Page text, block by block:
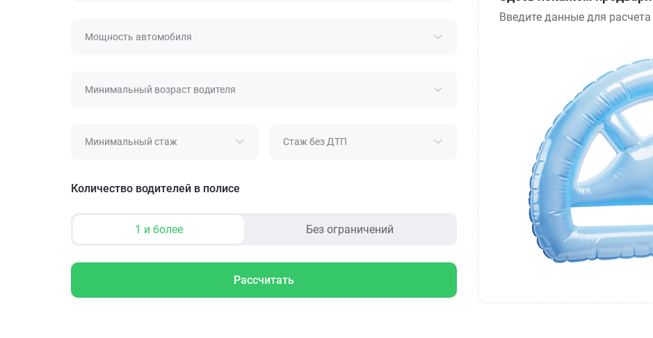
Мощность автомобиля
Минимальный возраст водителя
Минимальный стаж Стаж без ДТП
Количество водителей в полисе
1 и более Без ограничений
Рассчитать
Введите данные для расчета